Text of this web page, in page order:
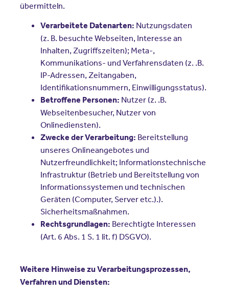
übermitteln.
Verarbeitete Datenarten: Nutzungsdaten
(z. B. besuchte Webseiten, Interesse an
Inhalten, Zugriffszeiten); Meta-,
Kommunikations- und Verfahrensdaten (z. .B.
IP-Adressen, Zeitangaben,
Identifikationsnummern, Einwilligungsstatus).
Betroffene Personen: Nutzer (z. .B.
Webseitenbesucher, Nutzer von
Onlinediensten).
Zwecke der Verarbeitung: Bereitstellung
unseres Onlineangebotes und
Nutzerfreundlichkeit; Informationstechnische
Infrastruktur (Betrieb und Bereitstellung von
Informationssystemen und technischen
Geräten (Computer, Server etc.).).
Sicherheitsmaßnahmen.
Rechtsgrundlagen: Berechtigte Interessen
(Art. 6 Abs. 1 S. 1 lit. f) DSGVO).
Weitere Hinweise zu Verarbeitungsprozessen,
Verfahren und Diensten: